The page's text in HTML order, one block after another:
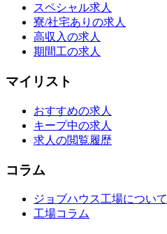
スペシャル求人
寮/社宅ありの求人
高収入の求人
期間工の求人
マイリスト
おすすめの求人
キープ中の求人
求人の閲覧履歴
コラム
ジョブハウス工場について
工場コラム